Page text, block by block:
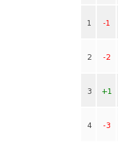
1 -1
2 -2
3 +1
4 -3